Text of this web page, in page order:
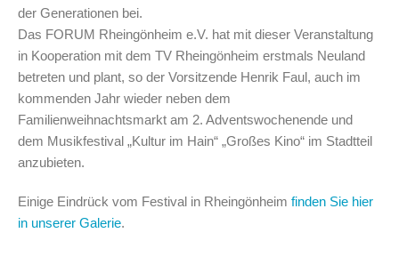
der Generationen bei.
Das FORUM Rheingönheim e.V. hat mit dieser Veranstaltung
in Kooperation mit dem TV Rheingönheim erstmals Neuland
betreten und plant, so der Vorsitzende Henrik Faul, auch im
kommenden Jahr wieder neben dem
Familienweihnachtsmarkt am 2. Adventswochenende und
dem Musikfestival „Kultur im Hain“ „Großes Kino“ im Stadtteil
anzubieten.
Einige Eindrück vom Festival in Rheingönheim finden Sie hier
in unserer Galerie.